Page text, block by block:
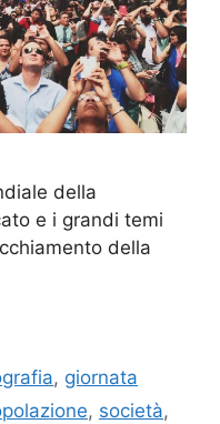
della
e i grandi temi
della
, giornata
, società,